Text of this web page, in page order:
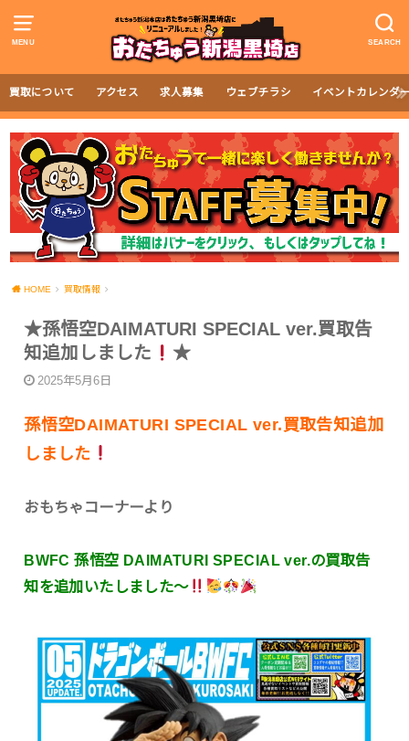
MENU SEARCH
買取について アクセス 求人募集 ウェブチラシ イベントカレンダ
HOME 買取情報
★孫悟空DAIMATURI SPECIAL ver.買取告
知追加しました
★
2025年5月6日
孫悟空DAIMATURI SPECIAL ver.買取告知追加
しました
おもちゃコーナーより
BWFC 孫悟空 DAIMATURI SPECIAL ver.の買取告
知を追加いたしました〜